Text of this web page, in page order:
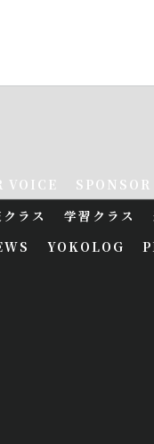
VOICE
ラス 学習クラス
YOKOLOG